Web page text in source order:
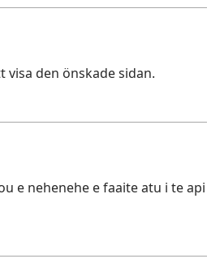
visa den önskade sidan.
e nehenehe e faaite atu i te api